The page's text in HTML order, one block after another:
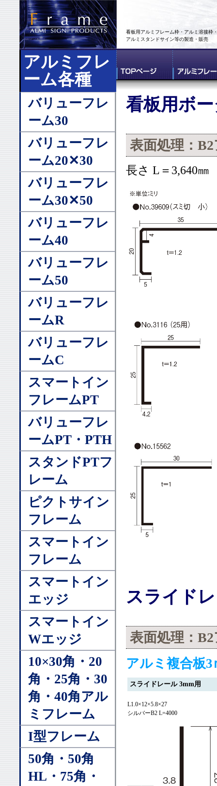
看板用アルミフレーム枠・アルミ溶接枠
アルミスタンドサイン等の製造・販売
アルミフレ
ーム各種
バリューフレ
ーム30
バリューフレ
ーム20✕30
バリューフレ
ーム30✕50
バリューフレ
ーム40
バリューフレ
ーム50
バリューフレ
ームR
バリューフレ
ームC
スマートイン
フレームPT
バリューフレ
ームPT・PTH
スタンドPTフ
レーム
ピクトサイン
フレーム
スマートイン
フレーム
スマートイン
エッジ
スマートイン
Wエッジ
10×30角・20
角・25角・30
角・40角アル
ミフレーム
I型フレーム
50角・50角
HL・75角・
看板用ボ
表面処理：
長さ L＝3,640㎜
スライド
表面処理：
アルミ複合板
スライドレール 3mm用
L1.0×12×5.8×27
シルバーB2 L=4000